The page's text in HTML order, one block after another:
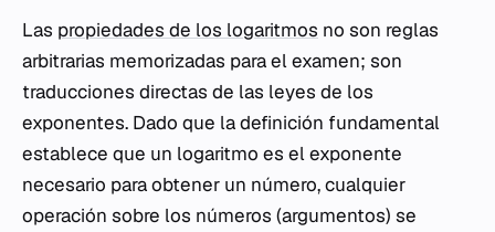
Las propiedades de los logaritmos no son reglas
arbitrarias memorizadas para el examen; son
traducciones directas de las leyes de los
exponentes. Dado que la definición fundamental
establece que un logaritmo es el exponente
necesario para obtener un número, cualquier
operación sobre los números (argumentos) se